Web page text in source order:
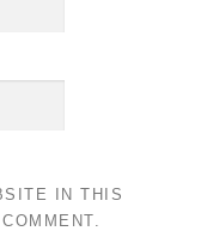
IN THIS